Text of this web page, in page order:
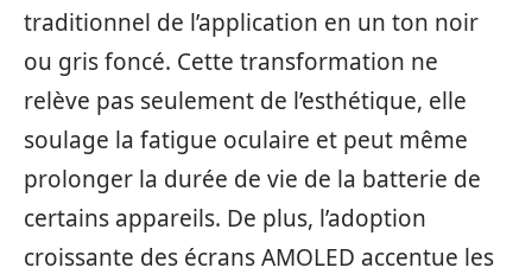
traditionnel de l’application en un ton noir
ou gris foncé. Cette transformation ne
relève pas seulement de l’esthétique, elle
soulage la fatigue oculaire et peut même
prolonger la durée de vie de la batterie de
certains appareils. De plus, l’adoption
croissante des écrans AMOLED accentue les